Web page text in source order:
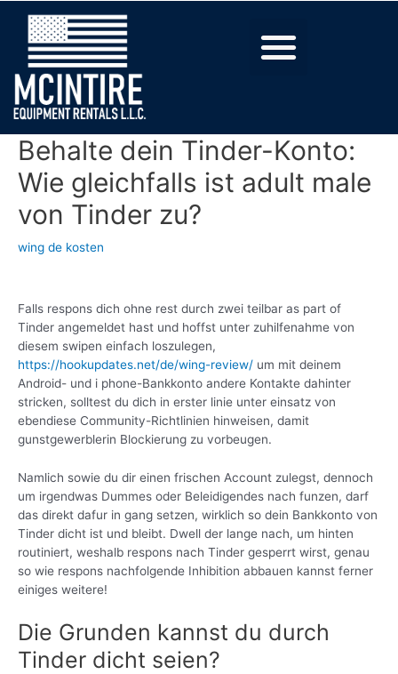
Behalte dein Tinder-Konto:
Wie gleichfalls ist adult male
von Tinder zu?
wing de kosten
Falls respons dich ohne rest durch zwei teilbar as part of
Tinder angemeldet hast und hoffst unter zuhilfenahme von
diesem swipen einfach loszulegen,
https://hookupdates.net/de/wing-review/ um mit deinem
Android- und i phone-Bankkonto andere Kontakte dahinter
stricken, solltest du dich in erster linie unter einsatz von
ebendiese Community-Richtlinien hinweisen, damit
gunstgewerblerin Blockierung zu vorbeugen.
Namlich sowie du dir einen frischen Account zulegst, dennoch
um irgendwas Dummes oder Beleidigendes nach funzen, darf
das direkt dafur in gang setzen, wirklich so dein Bankkonto von
Tinder dicht ist und bleibt. Dwell der lange nach, um hinten
routiniert, weshalb respons nach Tinder gesperrt wirst, genau
so wie respons nachfolgende Inhibition abbauen kannst ferner
einiges weitere!
Die Grunden kannst du durch
Tinder dicht seien?